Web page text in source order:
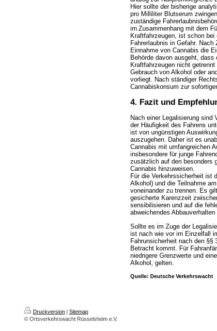
Hier sollte der bisherige
pro Milliliter Blutserum
zuständige
im Zusammenhang mit dem
Kraftfahrzeugen, ist schon
Fahrerlaubnis in Gefahr.
Einnahme von Cannabis die
Behörde davon ausgeht,
Kraftfahrzeugen nicht
Gebrauch von Alkohol oder
vorliegt. Nach ständiger
Cannabiskonsum zur
4. Fazit und
Nach einer Legalisierung sind
der Häufigkeit des Fahrens
ist von ungünstigen
auszugehen. Daher ist es
Cannabis mit umfangreichen
insbesondere für junge
zusätzlich auf den besonders
Cannabis hinzuweisen.
Für die Verkehrssicherheit ist
Alkohol) und die Teilnahme
voneinander zu trennen. Es
gesicherte Karenzzeit
sensibilisieren und auf die
abweichendes
Sollte es im Zuge der
ist nach wie vor im Einzelfall
Fahrunsicherheit nach den §§
Betracht kommt. Für
niedrigere Grenzwerte und
Alkohol, gelten.
Quelle: Deutsche Verkehrswacht
Druckversion | Sitemap
© Ortsverkehrswacht Rüsselsheim e.V.